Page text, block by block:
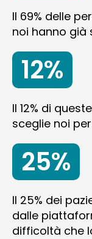
Il 69% delle
noi hanno già
12%
Il 12% di
sceglie noi
25%
Il 25% dei
dalle
difficoltà che